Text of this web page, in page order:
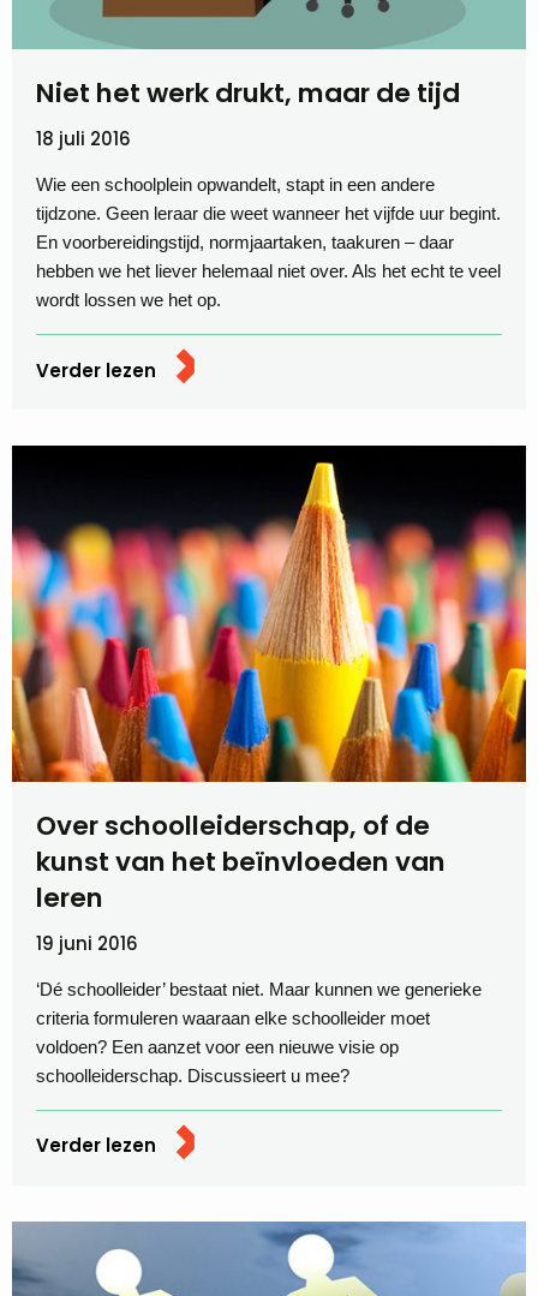
Niet het werk drukt, maar de tijd
18 juli 2016
Wie een schoolplein opwandelt, stapt in een andere
tijdzone. Geen leraar die weet wanneer het vijfde uur begint.
En voorbereidingstijd, normjaartaken, taakuren – daar
hebben we het liever helemaal niet over. Als het echt te veel
wordt lossen we het op.
Verder lezen
Over schoolleiderschap, of de
kunst van het beïnvloeden van
leren
19 juni 2016
‘Dé schoolleider’ bestaat niet. Maar kunnen we generieke
criteria formuleren waaraan elke schoolleider moet
voldoen? Een aanzet voor een nieuwe visie op
schoolleiderschap. Discussieert u mee?
Verder lezen